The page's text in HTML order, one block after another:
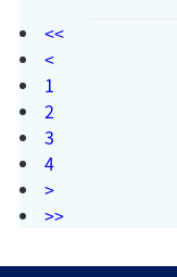
天。 报告显示
<<
<
1
2
3
4
>
>>